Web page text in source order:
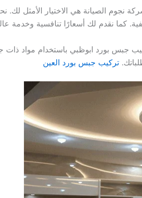
الصيانة هي الاختيار الأمثل لك.
كما نقدم لك أسعارًا تنافسية وخدمة
بورد ابوظبي باستخدام مواد ذات
تركيب جبس بورد العين